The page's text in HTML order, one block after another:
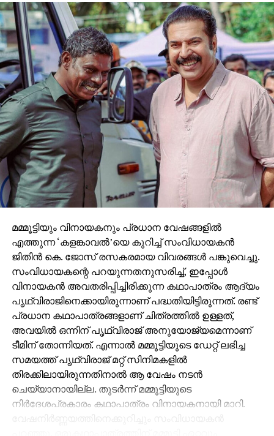
മമ്മൂട്ടിയും വിനായകനും പ്രധാന വേഷങ്ങളില്‍
എത്തുന്ന ‘കളങ്കാവല്‍’യെ കുറിച്ച് സംവിധായകന്‍
ജിതിന്‍ കെ. ജോസ് രസകരമായ വിവരങ്ങള്‍ പങ്കുവെച്ചു.
സംവിധായകന്റെ പറയുന്നതനുസരിച്ച്, ഇപ്പോള്‍
വിനായകന്‍ അവതരിപ്പിച്ചിരിക്കുന്ന കഥാപാത്രം ആദ്യം
പൃഥ്വിരാജിനെക്കായിരുന്നാണ് പദ്ധതിയിട്ടിരുന്നത്. രണ്ട്
പ്രധാന കഥാപാത്രങ്ങളാണ് ചിത്രത്തില്‍ ഉള്ളത്,
അവയില്‍ ഒന്നിന് പൃഥ്വിരാജ് അനുയോജ്യമെന്നാണ്
ടീമിന് തോന്നിയത്. എന്നാല്‍ മമ്മൂട്ടിയുടെ ഡേറ്റ് ലഭിച്ച
സമയത്ത് പൃഥ്വിരാജ് മറ്റ് സിനിമകളില്‍
തിരക്കിലായിരുന്നതിനാല്‍ ആ വേഷം നടന്‍
ചെയ്യാനായില്ല. തുടര്‍ന്ന് മമ്മൂട്ടിയുടെ
നിര്‍ദേശപ്രകാരം കഥാപാത്രം വിനായകനായി മാറി.